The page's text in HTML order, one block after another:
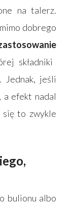
na talerz.
dobrego
składniki
Jednak, jeśli
a efekt nadal
się to zwykle
bulionu albo